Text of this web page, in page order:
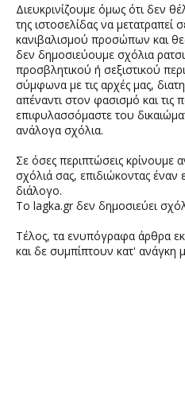
Διευκρινίζουμε όμως ότι δεν
της ιστοσελίδας να μετατραπεί
κανιβαλισμού προσώπων και
δεν δημοσιεύουμε σχόλια
προσβλητικού ή σεξιστικού
σύμφωνα με τις αρχές μας,
απέναντι στον φασισμό και τις
επιφυλασσόμαστε του
ανάλογα σχόλια.
Σε όσες περιπτώσεις κρίνουμε
σχόλιά σας, επιδιώκοντας έναν
διάλογο.
Το lagka.gr δεν δημοσιεύει
Τέλος, τα ενυπόγραφα άρθρα
και δε συμπίπτουν κατ' ανάγκη